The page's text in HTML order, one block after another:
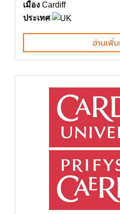
เมือง Cardiff
ประเทศ
อ่านเพิ่